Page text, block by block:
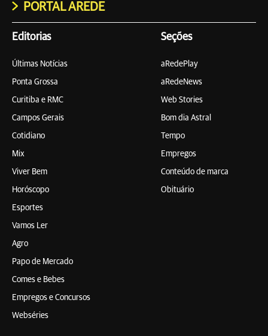
PORTAL AREDE
Editorias
Últimas Notícias
Ponta Grossa
Curitiba e RMC
Campos Gerais
Cotidiano
Mix
Viver Bem
Horóscopo
Esportes
Vamos Ler
Agro
Papo de Mercado
Comes e Bebes
Empregos e Concursos
Webséries
Seções
aRedePlay
aRedeNews
Web Stories
Bom dia Astral
Tempo
Empregos
Conteúdo de marca
Obituário